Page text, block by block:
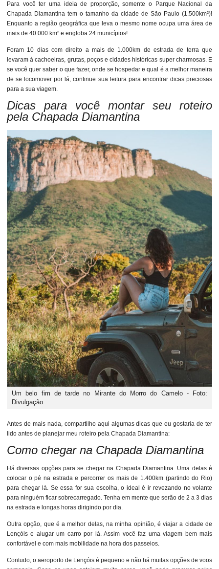
Para você ter uma ideia de proporção, somente o Parque Nacional da
Chapada Diamantina tem o tamanho da cidade de São Paulo (1.500km²)!
Enquanto a região geográfica que leva o mesmo nome ocupa uma área de
mais de 40.000 km² e engloba 24 municípios!
Foram 10 dias com direito a mais de 1.000km de estrada de terra que
levaram à cachoeiras, grutas, poços e cidades históricas super charmosas. E
se você quer saber o que fazer, onde se hospedar e qual é a melhor maneira
de se locomover por lá, continue sua leitura para encontrar dicas preciosas
para a sua viagem.
Dicas para você montar seu roteiro
pela Chapada Diamantina
Um belo fim de tarde no Mirante do Morro do Camelo - Foto:
Divulgação
Antes de mais nada, compartilho aqui algumas dicas que eu gostaria de ter
lido antes de planejar meu roteiro pela Chapada Diamantina:
Como chegar na Chapada Diamantina
Há diversas opções para se chegar na Chapada Diamantina. Uma delas é
colocar o pé na estrada e percorrer os mais de 1.400km (partindo do Rio)
para chegar lá. Se essa for sua escolha, o ideal é ir revezando no volante
para ninguém ficar sobrecarregado. Tenha em mente que serão de 2 a 3 dias
na estrada e longas horas dirigindo por dia.
Outra opção, que é a melhor delas, na minha opinião, é viajar a cidade de
Lençóis e alugar um carro por lá. Assim você faz uma viagem bem mais
confortável e com mais mobilidade na hora dos passeios.
Contudo, o aeroporto de Lençóis é pequeno e não há muitas opções de voos